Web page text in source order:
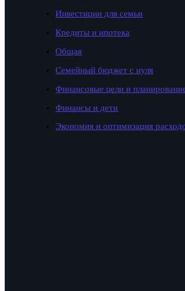
Инвестиции для семьи
Кредиты и ипотека
Общая
Семейный бюджет с нуля
Финансовые цели и
Финансы и дети
Экономия и оптимизация